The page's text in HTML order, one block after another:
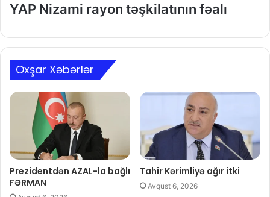
YAP Nizami rayon təşkilatının fəalı
Oxşar Xəbərlər
Prezidentdən AZAL-la bağlı
FƏRMAN
Tahir Kərimliyə ağır itki
Avqust 6, 2026